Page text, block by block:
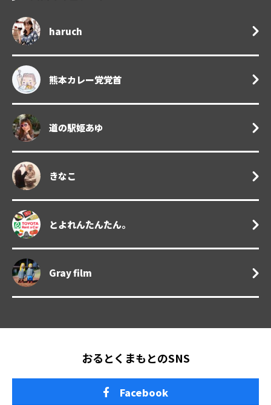
haruch
熊本カレー党党首
道の駅姫あゆ
きなこ
とよれんたんたん。
Gray film
おるとくまもとのSNS
Facebook